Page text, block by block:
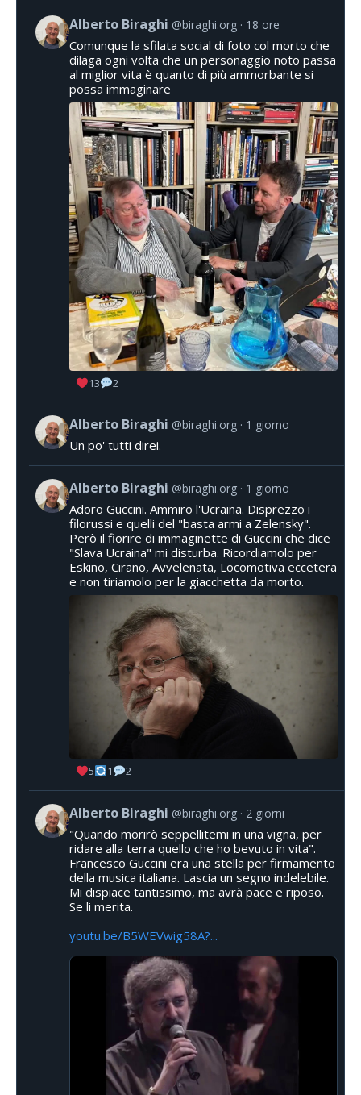
Alberto Biraghi @biraghi.org 18 ore
Comunque la sfilata social di foto col morto che
dilaga ogni volta che un personaggio noto passa
al miglior vita è quanto di più ammorbante si
possa immaginare
13 2
Alberto Biraghi @biraghi.org 1 giorno
Un po' tutti direi.
Alberto Biraghi @biraghi.org 1 giorno
Adoro Guccini. Ammiro l'Ucraina. Disprezzo i
filorussi e quelli del "basta armi a Zelensky".
Però il fiorire di immaginette di Guccini che dice
"Slava Ucraina" mi disturba. Ricordiamolo per
Eskino, Cirano, Avvelenata, Locomotiva eccetera
e non tiriamolo per la giacchetta da morto.
5 1 2
Alberto Biraghi @biraghi.org 2 giorni
"Quando morirò seppellitemi in una vigna, per
ridare alla terra quello che ho bevuto in vita".
Francesco Guccini era una stella per firmamento
della musica italiana. Lascia un segno indelebile.
Mi dispiace tantissimo, ma avrà pace e riposo.
Se li merita.
youtu.be/B5WEVwig58A?...